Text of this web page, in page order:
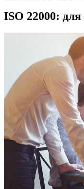
ISO 22000: для